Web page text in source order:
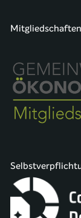
Mitgliedschaften